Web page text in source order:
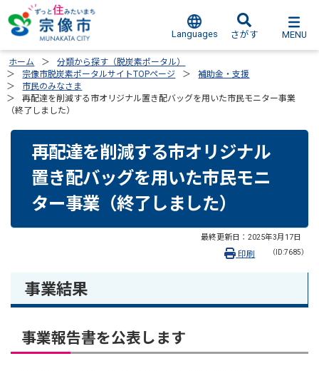
Languages さがす MENU
ホーム
分類から探す（脱炭素ポータル）
宗像市脱炭素ポータルサイトTOPページ
補助金・支援
市民のみなさま
再配達を削減する市オリジナル置き配バッグを用いた市民モニター事業
（終了しました）
再配達を削減する市オリジナル
置き配バッグを用いた市民モニ
ター事業（終了しました）
最終更新日： 2025年3月17日
（ID:7685）
印刷
事業結果
事業報告書を公表します